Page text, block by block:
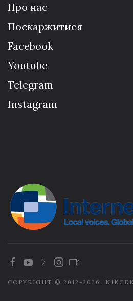
Про нас
Поскаржитися
Facebook
Youtube
Telegram
Instagram
COPYRIGHT © 2012-2026.